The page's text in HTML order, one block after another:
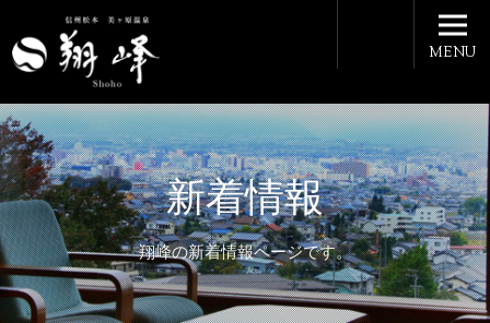
新着情報
翔峰の新着情報ページです。
MENU